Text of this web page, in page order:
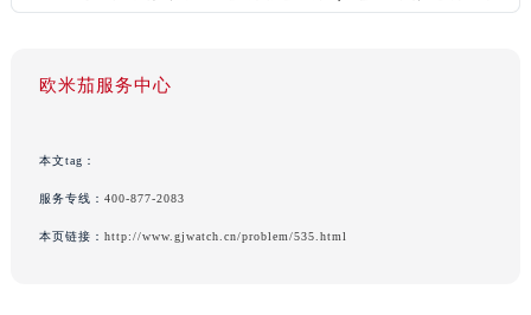
欧米茄服务中心
本文tag：
服务专线： 400-877-2083
本页链接： http://www.gjwatch.cn/problem/535.html